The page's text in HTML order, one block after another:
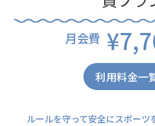
月会費
利用料金一
ルールを守って安全にスポーツ